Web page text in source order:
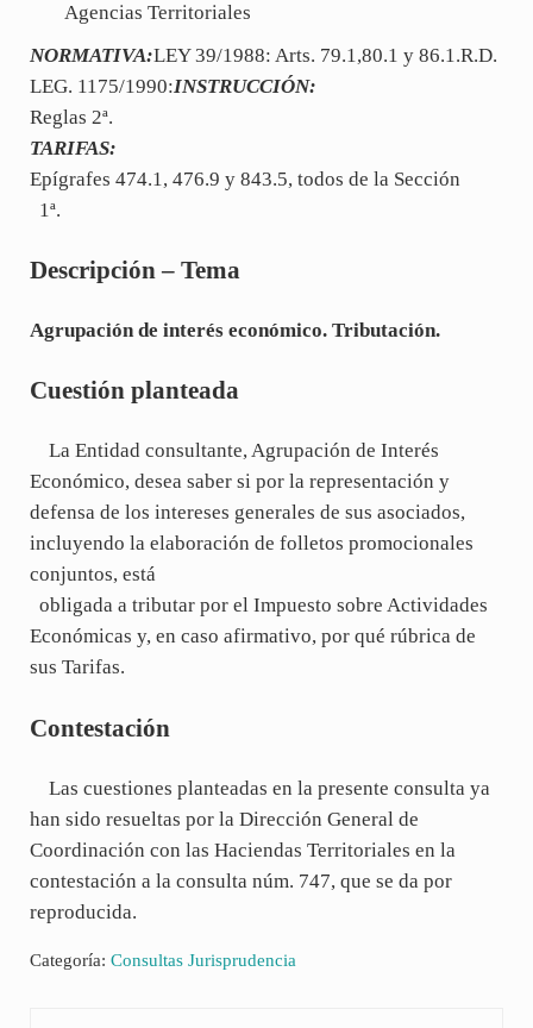
Agencias Territoriales
NORMATIVA:LEY 39/1988: Arts. 79.1,80.1 y 86.1.R.D.
LEG. 1175/1990:INSTRUCCIÓN:
Reglas 2ª.
TARIFAS:
Epígrafes 474.1, 476.9 y 843.5, todos de la Sección
1ª.
Descripción – Tema
Agrupación de interés económico. Tributación.
Cuestión planteada
La Entidad consultante, Agrupación de Interés
Económico, desea saber si por la representación y
defensa de los intereses generales de sus asociados,
incluyendo la elaboración de folletos promocionales
conjuntos, está
obligada a tributar por el Impuesto sobre Actividades
Económicas y, en caso afirmativo, por qué rúbrica de
sus Tarifas.
Contestación
Las cuestiones planteadas en la presente consulta ya
han sido resueltas por la Dirección General de
Coordinación con las Haciendas Territoriales en la
contestación a la consulta núm. 747, que se da por
reproducida.
Categoría: Consultas Jurisprudencia